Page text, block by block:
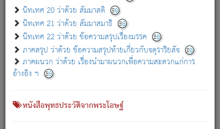
นิทเทศ 20 ว่าด้วย สัมมาสติ
นิทเทศ 21 ว่าด้วย สัมมาสมาธิ
นิทเทศ 22 ว่าด้วย ข้อความสรุปเรื่องมรรค
ภาคสรุป ว่าด้วย ข้อความสรุปท้ายเกี่ยวกับจตุราริยสัจ
ภาคผนวก ว่าด้วย เรื่องนำมาผนวกเพื่อความสะดวกแก่การ
อ้างอิง ฯ
หนังสือพุทธประวัติจากพระโอษฐ์